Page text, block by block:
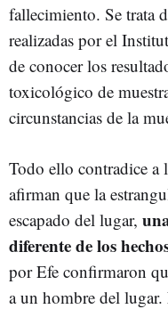
fallecimiento. Se trata
realizadas por el
de conocer los
toxicológico de
circunstancias de la
Todo ello contradice a
afirman que la
escapado del lugar,
diferente de los
por Efe confirmaron
a un hombre del lugar.